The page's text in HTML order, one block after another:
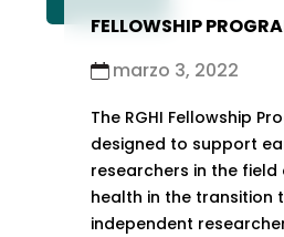
FELLOWSHIP
marzo 3, 2022
The RGHI Fellowship
designed to support
researchers in the field
health in the transition
independent